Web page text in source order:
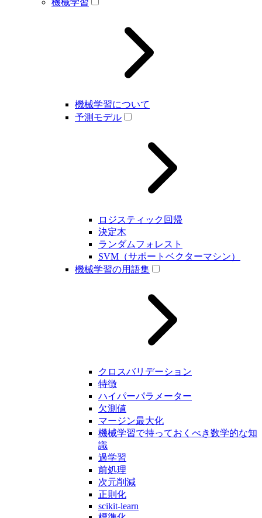
機械学習
機械学習について
予測モデル
ロジスティック回帰
決定木
ランダムフォレスト
SVM（サポートベクターマシン）
機械学習の用語集
クロスバリデーション
特徴
ハイパーパラメーター
欠測値
マージン最大化
機械学習で持っておくべき数学的な知
識
過学習
前処理
次元削減
正則化
scikit-learn